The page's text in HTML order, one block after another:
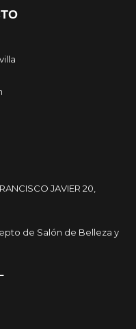
JAVIER 20,
de Salón de Belleza y